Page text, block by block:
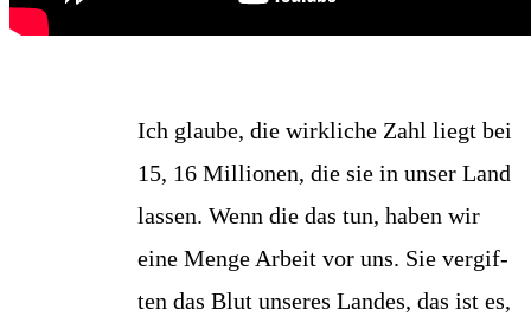
Ich glau­be, die wirk­li­che Zahl liegt bei
15, 16 Mil­lio­nen, die sie in unser Land
las­sen. Wenn die das tun, haben wir
eine Men­ge Arbeit vor uns. Sie ver­gif­
ten das Blut unse­res Lan­des, das ist es,